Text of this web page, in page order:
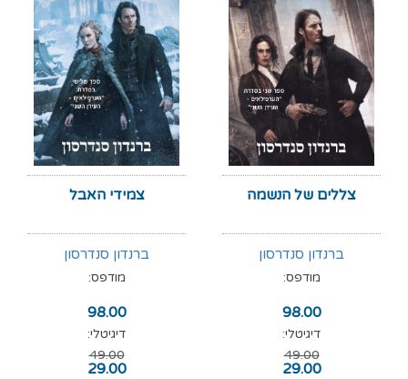
צללים של הנשמה
ברנדון סנדרסון
מודפס:
98.00
דיגיטלי:
49.00
29.00
צמידי האבל
ברנדון סנדרסון
מודפס:
98.00
דיגיטלי:
49.00
29.00